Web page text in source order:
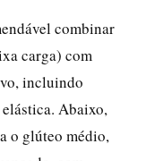
combinar
carga) com
incluindo
Abaixo,
o glúteo médio,